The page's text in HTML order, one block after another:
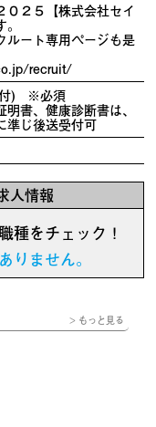
０２５【株式会社セイ
ート専用ページも是
recruit/
付) ※必須
書、健康診断書は、
準じ後送受付可
人情報
種をチェック！
りません。
> もっと見る